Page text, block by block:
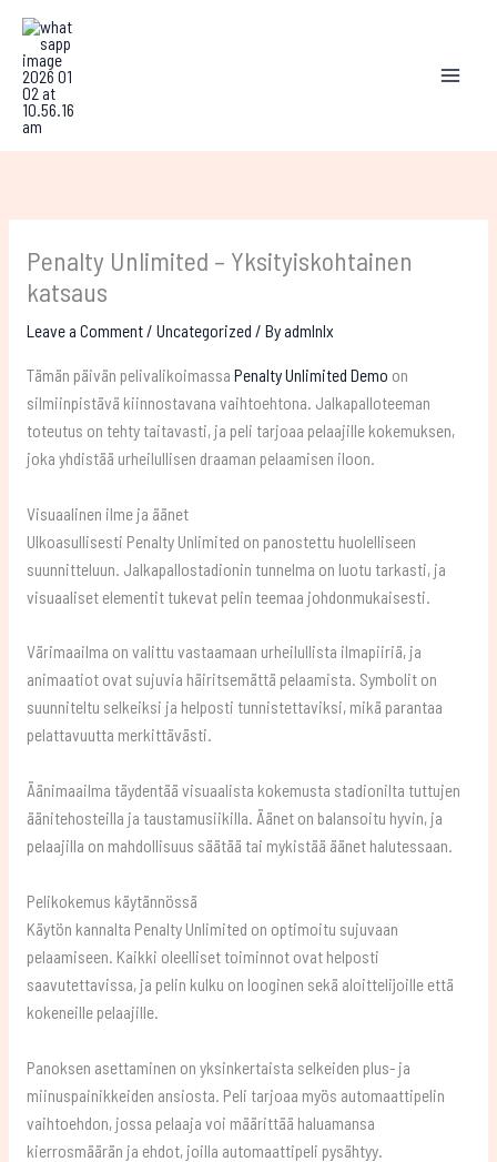
Skip
content
Penalty Unlimited – Yksityiskohtainen
katsaus
Leave a Comment/ Uncategorized / Byadmlnlx
Tämän päivän pelivalikoimassa Penalty Unlimited Demo on
silmiinpistävä kiinnostavana vaihtoehtona. Jalkapalloteeman
toteutus on tehty taitavasti, ja peli tarjoaa pelaajille kokemuksen,
joka yhdistää urheilullisen draaman pelaamisen iloon.
Visuaalinen ilme ja äänet
Ulkoasullisesti Penalty Unlimited on panostettu huolelliseen
suunnitteluun. Jalkapallostadionin tunnelma on luotu tarkasti, ja
visuaaliset elementit tukevat pelin teemaa johdonmukaisesti.
Värimaailma on valittu vastaamaan urheilullista ilmapiiriä, ja
animaatiot ovat sujuvia häiritsemättä pelaamista. Symbolit on
suunniteltu selkeiksi ja helposti tunnistettaviksi, mikä parantaa
pelattavuutta merkittävästi.
Äänimaailma täydentää visuaalista kokemusta stadionilta tuttujen
äänitehosteilla ja taustamusiikilla. Äänet on balansoitu hyvin, ja
pelaajilla on mahdollisuus säätää tai mykistää äänet halutessaan.
Pelikokemus käytännössä
Käytön kannalta Penalty Unlimited on optimoitu sujuvaan
pelaamiseen. Kaikki oleelliset toiminnot ovat helposti
saavutettavissa, ja pelin kulku on looginen sekä aloittelijoille että
kokeneille pelaajille.
Panoksen asettaminen on yksinkertaista selkeiden plus- ja
miinuspainikkeiden ansiosta. Peli tarjoaa myös automaattipelin
vaihtoehdon, jossa pelaaja voi määrittää haluamansa
kierrosmäärän ja ehdot, joilla automaattipeli pysähtyy.